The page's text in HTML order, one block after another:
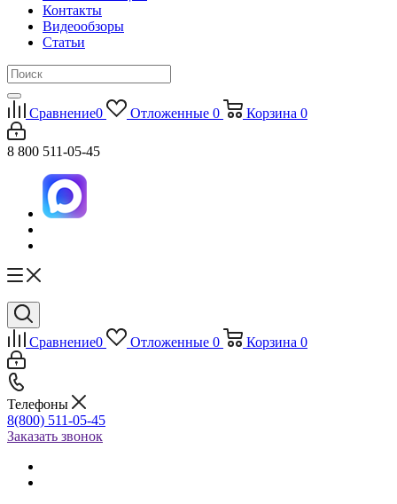
Контакты
Видеообзоры
Статьи
Сравнение0 Отложенные 0 Корзина 0
8 800 511-05-45
Сравнение0 Отложенные 0 Корзина 0
Телефоны
8(800) 511-05-45
Заказать звонок